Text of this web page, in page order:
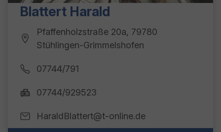
Blattert Harald
Pfaffenholzstraße 20a, 79780
Stühlingen-Grimmelshofen
07744/791
07744/929523
HaraldBlattert@t-online.de